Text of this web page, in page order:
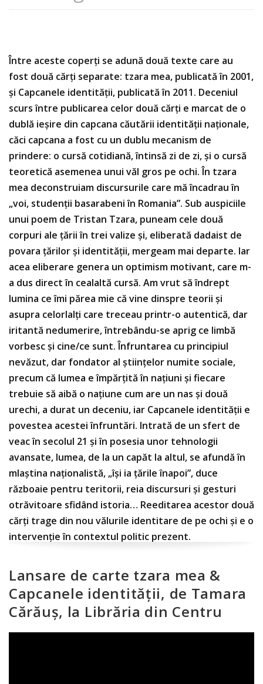
Între aceste coperți se adună două texte care au
fost două cărți separate: tzara mea, publicată în 2001,
și Capcanele identității, publicată în 2011. Deceniul
scurs între publicarea celor două cărți e marcat de o
dublă ieșire din capcana căutării identității naționale,
căci capcana a fost cu un dublu mecanism de
prindere: o cursă cotidiană, întinsă zi de zi, și o cursă
teoretică asemenea unui văl gros pe ochi. În tzara
mea deconstruiam discursurile care mă încadrau în
„voi, studenții basarabeni în Romania”. Sub auspiciile
unui poem de Tristan Tzara, puneam cele două
corpuri ale țării în trei valize și, eliberată dadaist de
povara țărilor și identității, mergeam mai departe. Iar
acea eliberare genera un optimism motivant, care m-
a dus direct în cealaltă cursă. Am vrut să îndrept
lumina ce îmi părea mie că vine dinspre teorii și
asupra celorlalți care treceau printr-o autentică, dar
iritantă nedumerire, întrebându-se aprig ce limbă
vorbesc și cine/ce sunt. Înfruntarea cu principiul
nevăzut, dar fondator al științelor numite sociale,
precum că lumea e împărțită în națiuni și fiecare
trebuie să aibă o națiune cum are un nas și două
urechi, a durat un deceniu, iar Capcanele identității e
povestea acestei înfruntări. Intrată de un sfert de
veac în secolul 21 și în posesia unor tehnologii
avansate, lumea, de la un capăt la altul, se afundă în
mlaștina naționalistă, „își ia țările înapoi”, duce
războaie pentru teritorii, reia discursuri și gesturi
otrăvitoare sfidând istoria… Reeditarea acestor două
cărți trage din nou vălurile identitare de pe ochi și e o
intervenție în contextul politic prezent.
Lansare de carte tzara mea &
Capcanele identității, de Tamara
Cărăuș, la Librăria din Centru